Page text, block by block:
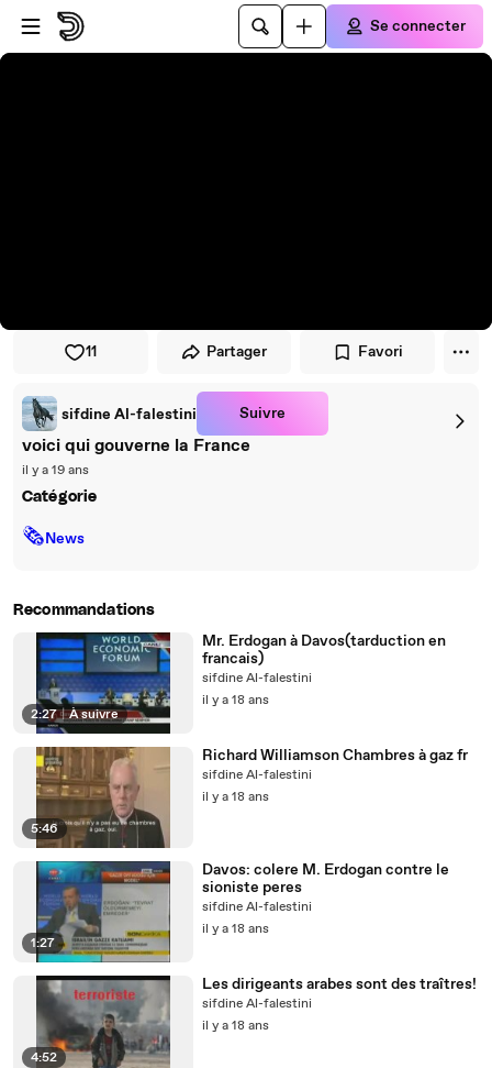
Passer au player
Passer au contenu principal
Se connecter
11 Partager Favori
sifdine Al-falestini Suivre
voici qui gouverne la France
il y a 19 ans
Catégorie
🗞News
Recommandations
2:27 | À suivre
Mr. Erdogan à Davos(tarduction en
francais)
sifdine Al-falestini
il y a 18 ans
5:46
Richard Williamson Chambres à gaz fr
sifdine Al-falestini
il y a 18 ans
1:27
Davos: colere M. Erdogan contre le
sioniste peres
sifdine Al-falestini
il y a 18 ans
4:52
Les dirigeants arabes sont des traîtres!
sifdine Al-falestini
il y a 18 ans